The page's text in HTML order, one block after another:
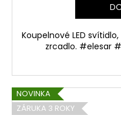
Koupelnové LED
zrcadlo. #elesar
NOVINKA
ZÁRUKA 3 ROKY